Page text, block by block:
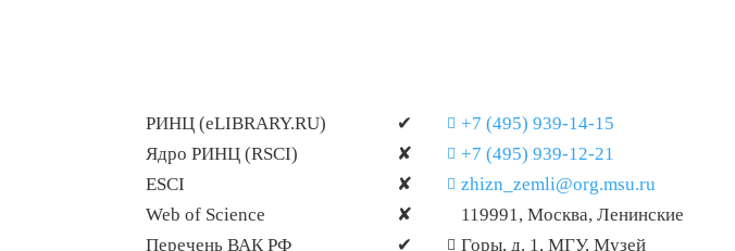
РИНЦ (eLIBRARY.RU)
✔
Ядро РИНЦ (RSCI)
✘
ESCI
✘
Web of Science
✘
Перечень ВАК РФ
✔
 +7 (495) 939-14-15
 +7 (495) 939-12-21
 zhizn_zemli@org.msu.ru

119991, Москва, Ленинские
Горы, д. 1, МГУ, Музей